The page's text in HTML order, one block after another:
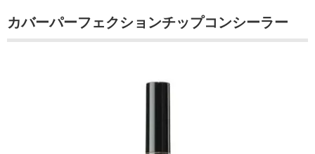
カバーパーフェクションチップコンシーラー